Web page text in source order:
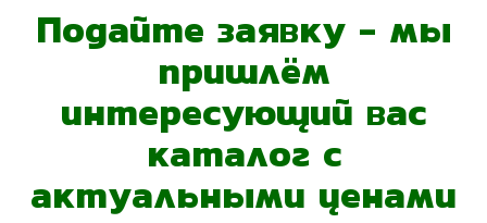
Подайте заявку - мы
пришлём
интересующий вас
каталог с
актуальными ценами